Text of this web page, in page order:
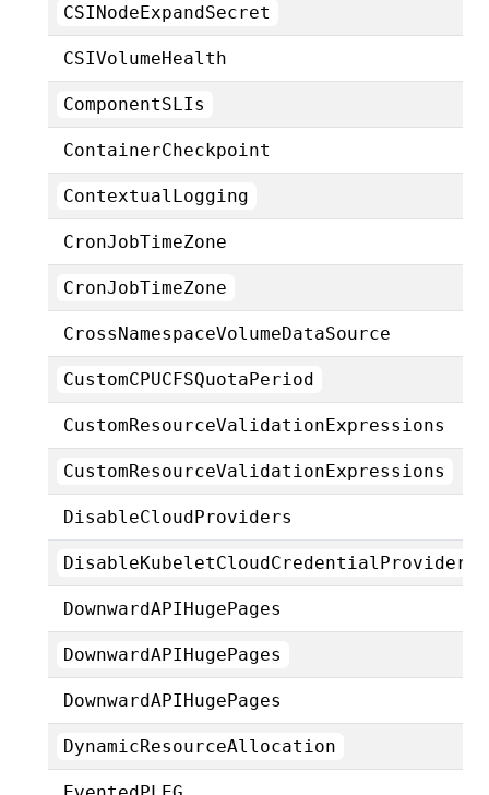
CSINodeExpandSecret
CSIVolumeHealth
ComponentSLIs
ContainerCheckpoint
ContextualLogging
CronJobTimeZone
CronJobTimeZone
CrossNamespaceVolumeDataSource
CustomCPUCFSQuotaPeriod
CustomResourceValidationExpressions
CustomResourceValidationExpressions
DisableCloudProviders
DisableKubeletCloudCredentialProviders
DownwardAPIHugePages
DownwardAPIHugePages
DownwardAPIHugePages
DynamicResourceAllocation